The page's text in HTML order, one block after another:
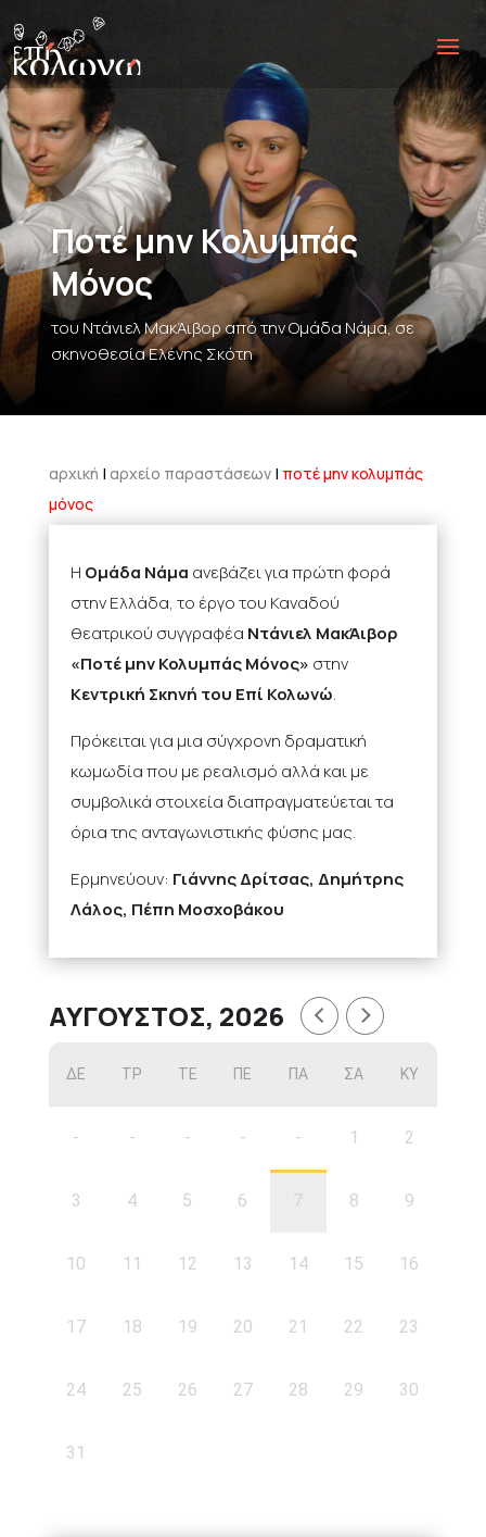
Ποτέ μην Κολυμπάς
Μόνος
του Ντάνιελ ΜακΆιβορ από την Ομάδα Νάμα, σε
σκηνοθεσία Ελένης Σκότη
αρχική | αρχείο παραστάσεων | ποτέ μην κολυμπάς
μόνος
Η Ομάδα Νάμα ανεβάζει για πρώτη φορά
στην Ελλάδα, το έργο του Καναδού
θεατρικού συγγραφέα Ντάνιελ ΜακΆιβορ
«Ποτέ μην Κολυμπάς Μόνος» στην
Κεντρική Σκηνή του Επί Κολωνώ.
Πρόκειται για μια σύγχρονη δραματική
κωμωδία που με ρεαλισμό αλλά και με
συμβολικά στοιχεία διαπραγματεύεται τα
όρια της ανταγωνιστικής φύσης μας.
Ερμηνεύουν: Γιάννης Δρίτσας, Δημήτρης
Λάλος, Πέπη Μοσχοβάκου
ΑΎΓΟΥΣΤΟΣ, 2026
ΔΕ ΤΡ ΤΕ ΠΕ ΠΑ ΣΑ ΚΥ
- - - - - 1 2
3 4 5 6 7 8 9
10 11 12 13 14 15 16
17 18 19 20 21 22 23
24 25 26 27 28 29 30
31